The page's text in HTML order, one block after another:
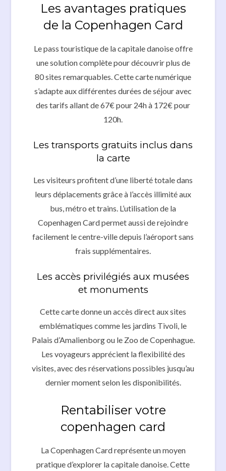
Les avantages pratiques
de la Copenhagen Card
Le pass touristique de la capitale danoise offre
une solution complète pour découvrir plus de
80 sites remarquables. Cette carte numérique
s’adapte aux différentes durées de séjour avec
des tarifs allant de 67€ pour 24h à 172€ pour
120h.
Les transports gratuits inclus dans
la carte
Les visiteurs profitent d’une liberté totale dans
leurs déplacements grâce à l’accès illimité aux
bus, métro et trains. L’utilisation de la
Copenhagen Card permet aussi de rejoindre
facilement le centre-ville depuis l’aéroport sans
frais supplémentaires.
Les accès privilégiés aux musées
et monuments
Cette carte donne un accès direct aux sites
emblématiques comme les jardins Tivoli, le
Palais d’Amalienborg ou le Zoo de Copenhague.
Les voyageurs apprécient la flexibilité des
visites, avec des réservations possibles jusqu’au
dernier moment selon les disponibilités.
Rentabiliser votre
copenhagen card
La Copenhagen Card représente un moyen
pratique d’explorer la capitale danoise. Cette